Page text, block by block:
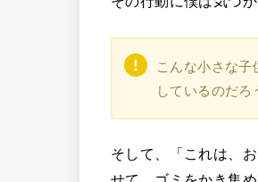
こんな小さな
しているのだろ
そして、「これは、